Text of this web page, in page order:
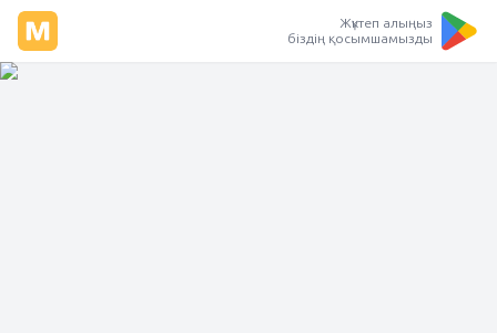
Жүктеп алыңыз
біздің қосымшамызды